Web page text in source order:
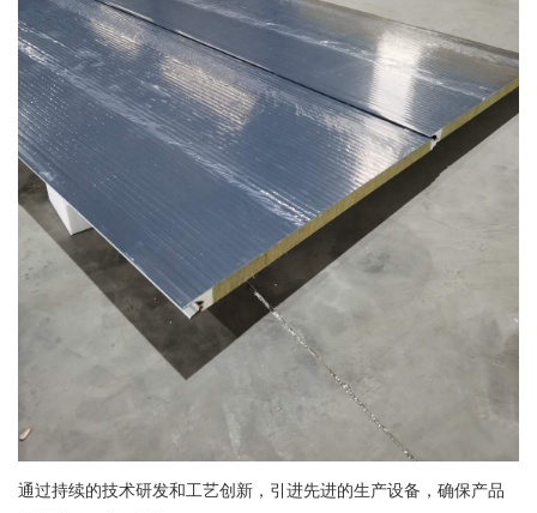
通过持续的技术研发和工艺创新，引进先进的生产设备，确保产品